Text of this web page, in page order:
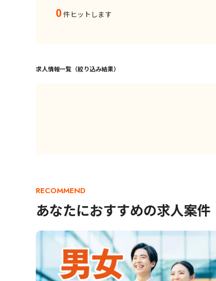
0 件ヒットします
求人情報一覧（絞り込み結果）
RECOMMEND
あなたにおすすめの求人案件